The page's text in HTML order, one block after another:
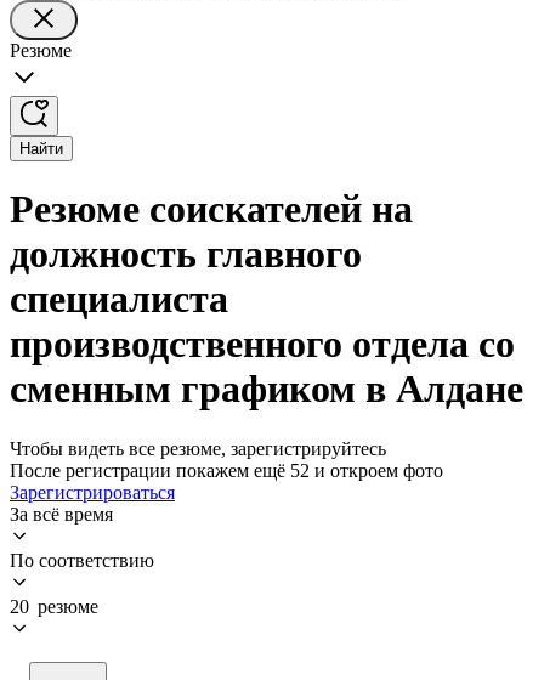
Резюме
Найти
Резюме соискателей на
должность главного
специалиста
производственного отдела со
сменным графиком в Алдане
Чтобы видеть все резюме, зарегистрируйтесь
После регистрации покажем ещё 52 и откроем фото
Зарегистрироваться
За всё время
По соответствию
20 резюме